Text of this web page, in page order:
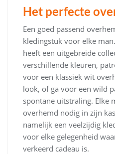
Het perfecte
Een goed passend
kledingstuk voor elke man.
heeft een uitgebreide
verschillende kleuren,
voor een klassiek wit
look, of ga voor een wild
spontane uitstraling. Elke
overhemd nodig in zijn
namelijk een veelzijdig
voor elke gelegenheid
verkeerd cadeau is.